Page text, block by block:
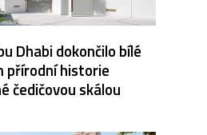
Dhabi dokončilo bílé
přírodní historie
čedičovou skálou